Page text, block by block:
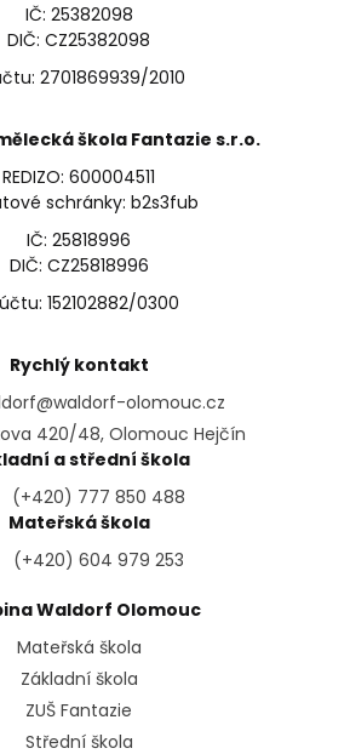
IČ: 25382098
DIČ: CZ25382098
2701869939/2010
škola Fantazie s.r.o.
REDIZO: 600004511
schránky: b2s3fub
IČ: 25818996
DIČ: CZ25818996
152102882/0300
Rychlý kontakt
olomouc.cz
420/48, Olomouc Hejčín
a střední škola
(+420) 777 850 488
Mateřská škola
(+420) 604 979 253
Waldorf Olomouc
Mateřská škola
Základní škola
ZUŠ Fantazie
Střední škola